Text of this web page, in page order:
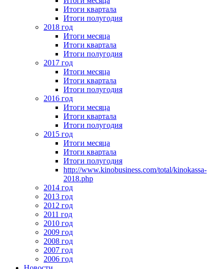
Итоги квартала
Итоги полугодия
2018 год
Итоги месяца
Итоги квартала
Итоги полугодия
2017 год
Итоги месяца
Итоги квартала
Итоги полугодия
2016 год
Итоги месяца
Итоги квартала
Итоги полугодия
2015 год
Итоги месяца
Итоги квартала
Итоги полугодия
http://www.kinobusiness.com/total/kinokassa-
2018.php
2014 год
2013 год
2012 год
2011 год
2010 год
2009 год
2008 год
2007 год
2006 год